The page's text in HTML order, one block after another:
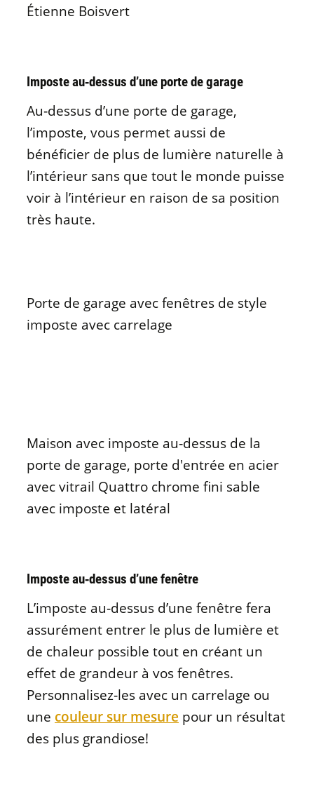
Étienne Boisvert
Imposte au‑dessus d’une porte de garage
Au‑dessus d’une porte de garage,
l’imposte, vous permet aussi de
bénéficier de plus de lumière naturelle à
l’intérieur sans que tout le monde puisse
voir à l’intérieur en raison de sa position
très haute.
Porte de garage avec fenêtres de style
imposte avec carrelage
Maison avec imposte au‑dessus de la
porte de garage, porte d'entrée en acier
avec vitrail Quattro chrome fini sable
avec imposte et latéral
Imposte au‑dessus d’une fenêtre
L’imposte au‑dessus d’une fenêtre fera
assurément entrer le plus de lumière et
de chaleur possible tout en créant un
effet de grandeur à vos fenêtres.
Personnalisez‑les avec un carrelage ou
une couleur sur mesure pour un résultat
des plus grandiose!